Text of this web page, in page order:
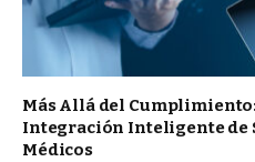
Más Allá del Cumplimiento:
Integración Inteligente de
Médicos